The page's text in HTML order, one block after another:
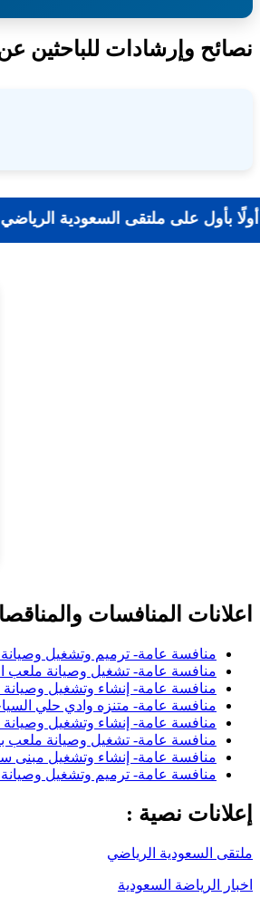
نصائح وإرشادات للباحثين
الرياضة أولًا بأول على ملتقى
اعلانات المنافسات
منافسة عامة- ترميم وتشغيل وصيانة
منافسة عامة- تشغيل وصيانة ملعب
منافسة عامة- إنشاء وتشغيل
منافسة عامة- متنزه وادي حلي
منافسة عامة- إنشاء وتشغيل وصيانة فندق 4 نجوم- أمانة
منافسة عامة- تشغيل وصيانة ملعب
منافسة عامة- إنشاء وتشغيل مبنى
منافسة عامة- ترميم وتشغيل وصيانة
إعلانات نصية :
ملتقى السعودية الرياضي
اخبار الرياضة السعودية